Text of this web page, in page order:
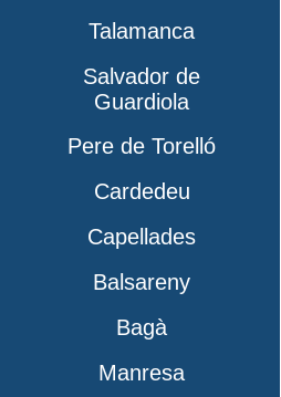
Talamanca
Salvador de
Guardiola
Pere de Torelló
Cardedeu
Capellades
Balsareny
Bagà
Manresa